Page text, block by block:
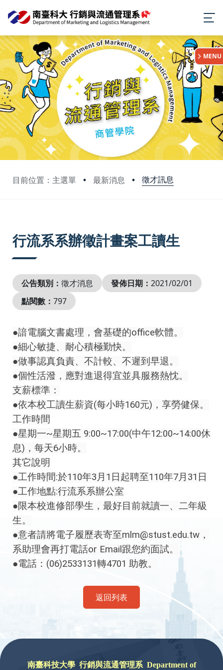
目前位置：主選單 最新消息 徵才訊息
:::
MENU
行流系系辦徵計畫案工讀生
公告類別： 徵才消息 發佈日期： 2021/02/01
點閱數： 797
●諳電腦文書處理，會基礎的office軟體。
●細心敏捷、耐心積極勤快。
●做事認真負責、不計較、不遲到早退。
●個性活潑，應對進退得宜並具服務熱忱。
支薪標準：
●依本校工讀生薪資(每小時160元)，享勞健保。
工作時間
●星期一~星期五 9:00~17:00(中午12:00~14:00休
息)，每天6小時。
其它說明
●工作時間:於110年3月1日起聘至110年7月31日
●工作地點:行流系系辦公室
●限本校進修部學生，最好目前就讀一、二年級
生。
●意者請將電子履歷表寄至mlm@stust.edu.tw，
系助理會再打電話or Email跟您約面試。
●電話：(06)2533131轉4701 助教。
返回列表
南臺科技大學 行銷與流通管理系 Department of